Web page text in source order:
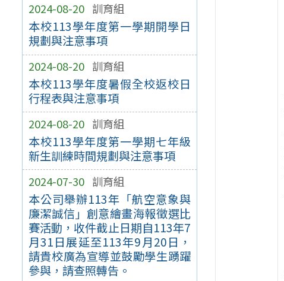
2024-08-20 訓育組
本校113學年度第一學期開學日
規劃與注意事項
2024-08-20 訓育組
本校113學年度暑假全校返校日
行程表與注意事項
2024-08-20 訓育組
本校113學年度第一學期七年級
新生訓練時間規劃與注意事項
2024-07-30 訓育組
本公司舉辦113年「航空意象與
廉潔誠信」創意繪畫海報徵選比
賽活動，收件截止日期自113年7
月31日展延至113年9月20日，
請貴校廣為宣導並鼓勵學生踴躍
參與，請查照轉告。